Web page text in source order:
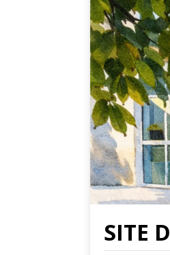
SITE